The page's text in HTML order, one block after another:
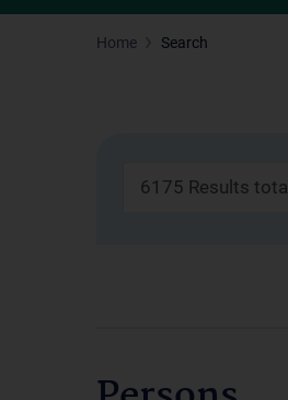
Home Search
6175 Results total